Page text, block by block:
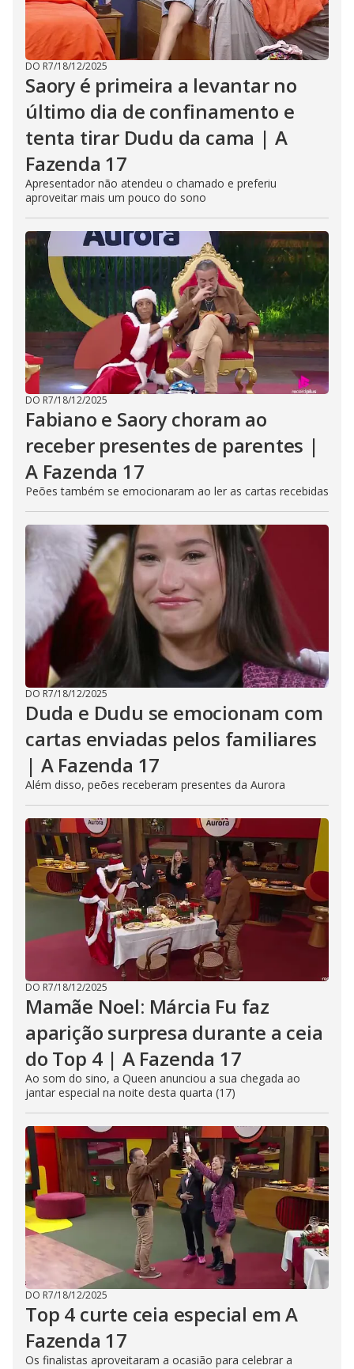
DO R7/18/12/2025
Saory é primeira a levantar no
último dia de confinamento e
tenta tirar Dudu da cama | A
Fazenda 17
Apresentador não atendeu o chamado e preferiu
aproveitar mais um pouco do sono
DO R7/18/12/2025
Fabiano e Saory choram ao
receber presentes de parentes |
A Fazenda 17
Peões também se emocionaram ao ler as cartas recebidas
DO R7/18/12/2025
Duda e Dudu se emocionam com
cartas enviadas pelos familiares
| A Fazenda 17
Além disso, peões receberam presentes da Aurora
DO R7/18/12/2025
Mamãe Noel: Márcia Fu faz
aparição surpresa durante a ceia
do Top 4 | A Fazenda 17
Ao som do sino, a Queen anunciou a sua chegada ao
jantar especial na noite desta quarta (17)
DO R7/18/12/2025
Top 4 curte ceia especial em A
Fazenda 17
Os finalistas aproveitaram a ocasião para celebrar a